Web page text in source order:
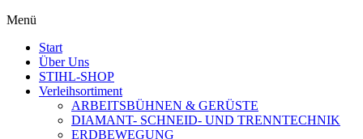
Menü
Start
Über Uns
STIHL-SHOP
Verleihsortiment
ARBEITSBÜHNEN & GERÜSTE
DIAMANT- SCHNEID- UND TRENNTECHNIK
ERDBEWEGUNG